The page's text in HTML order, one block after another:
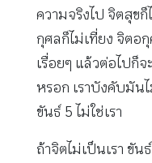
ความจริงไป จิตสุขก็
กุศลก็ไม่เที่ยง จิตอ
เรื่อยๆ แล้วต่อไปก็จ
หรอก เราบังคับมันไ
ขันธ์ 5 ไม่ใช่เรา
ถ้าจิตไม่เป็นเรา ขัน